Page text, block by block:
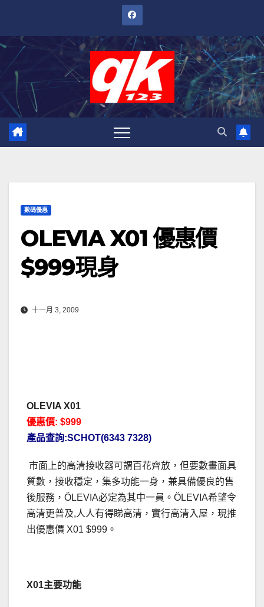
內
數碼優惠
OLEVIA X01 優惠價
$999現身
十一月 3, 2009
OLEVIA X01
優惠價: $999
產品查詢:SCHOT(6343 7328)
市面上的高清接收器可謂百花齊放，但要數畫面具
質數，接收穩定，集多功能一身，兼具備優良的售
後服務，ÖLEVIA必定為其中一員。ÖLEVIA希望令
高清更普及,人人有得睇高清，實行高清入屋，現推
出優惠價 X01 $999。
X01主要功能